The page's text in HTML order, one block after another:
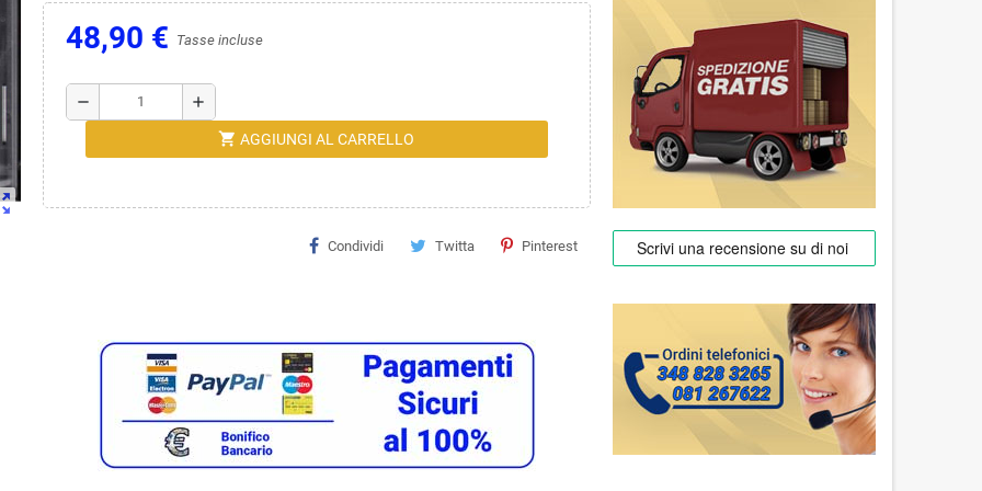
48,90 € Tasse incluse
remove add
shopping_cart AGGIUNGI AL CARRELLO
Condividi Twitta Pinterest